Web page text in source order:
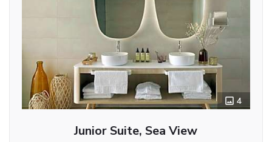
4
Junior Suite, Sea View